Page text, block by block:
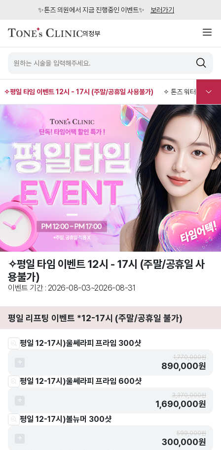
✨톤즈 의원에서 지금 진행중인 이벤트✨ 보러가기
의정부
✧평일 타임 이벤트 12시 - 17시 (주말/공휴일 사용불가) ✧ 톤즈 워터밤
✧평일 타임 이벤트 12시 - 17시 (주말/공휴일 사
용불가)
이벤트 기간 : 2026-08-03~2026-08-31
평일 리프팅 이벤트 *12-17시 (주말/공휴일 불가)
평일 12-17시)울쎄라피 프라임 300샷
1,770,000원
890,000원
평일 12-17시)울쎄라피 프라임 600샷
3,370,000원
1,690,000원
평일 12-17시)볼뉴머 300샷
599,000원
300,000원